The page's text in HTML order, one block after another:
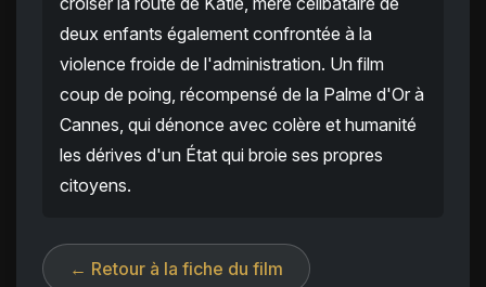
deux enfants également confrontée à la
violence froide de l'administration. Un film
coup de poing, récompensé de la Palme d'Or à
Cannes, qui dénonce avec colère et humanité
les dérives d'un État qui broie ses propres
citoyens.
← Retour à la fiche du film